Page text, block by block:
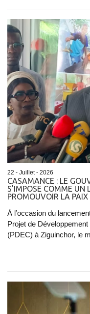
22 - Juillet - 2026
CASAMANCE : LE
S'IMPOSE COMME UN
PROMOUVOIR LA PAIX
À l’occasion du
Projet de
(PDEC) à Ziguinchor, le